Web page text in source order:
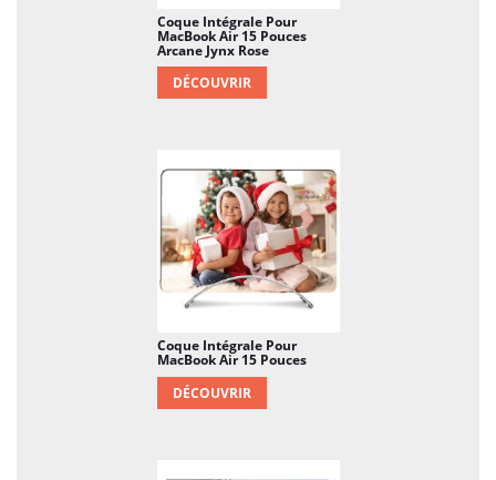
Coque Intégrale Pour
MacBook Air 15 Pouces
Arcane Jynx Rose
DÉCOUVRIR
Coque Intégrale Pour
MacBook Air 15 Pouces
DÉCOUVRIR